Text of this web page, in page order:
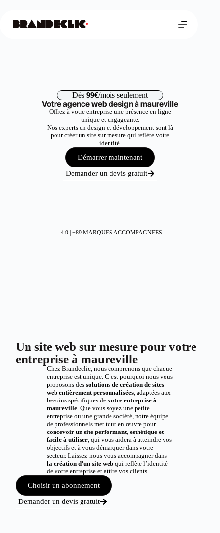
Dès 99€/mois seulement
Votre agence web design à maureville
Offrez à votre entreprise une présence en ligne
unique et engageante.
Nos experts en design et développement sont là
pour créer un site sur mesure qui reflète votre
identité.
Démarrer maintenant
Demander un devis gratuit
4.9 | +89 MARQUES ACCOMPAGNEES
Un site web sur mesure pour votre
entreprise à maureville
Chez Brandeclic, nous comprenons que chaque
entreprise est unique. C’est pourquoi nous vous
proposons des solutions de création de sites
web entièrement personnalisées, adaptées aux
besoins spécifiques de votre entreprise à
maureville. Que vous soyez une petite
entreprise ou une grande société, notre équipe
de professionnels met tout en œuvre pour
concevoir un site performant, esthétique et
facile à utiliser, qui vous aidera à atteindre vos
objectifs et à vous démarquer dans votre
secteur. Laissez-nous vous accompagner dans
la création d’un site webqui reflète l’identité
de votre entreprise et attire vos clients
Choisir un abonnement
Demander un devis gratuit